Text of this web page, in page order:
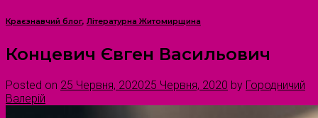
Краєзнавчий блог, Літературна Житомирщина
Концевич Євген Васильович
Posted on 25 Червня, 202025 Червня, 2020 by Городничий
Валерій